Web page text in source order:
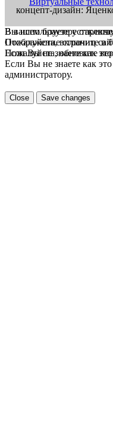
концепт-дизайн:
В вашем браузере
Пожалуйста, включите в
Если Вы не знаете как
Вы используете
Отображение страниц
Пожалуйста, обновите
Если Вы не знаете как
администратору.
Close Save changes